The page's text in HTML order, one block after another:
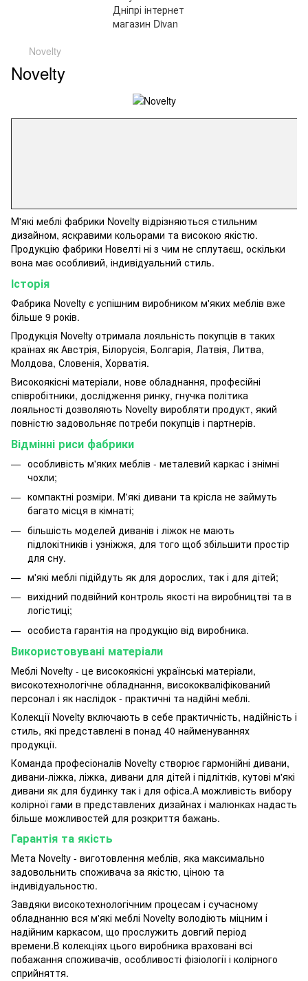
Novelty
Novelty
М'які меблі фабрики Novelty відрізняються стильним
дизайном, яскравими кольорами та високою якістю.
Продукцію фабрики Новелті ні з чим не сплутаєш, оскільки
вона має особливий, індивідуальний стиль.
Історія
Фабрика Novelty є успішним виробником м'яких меблів вже
більше 9 років.
Продукція Novelty отримала лояльність покупців в таких
країнах як Австрія, Білорусія, Болгарія, Латвія, Литва,
Молдова, Словенія, Хорватія.
Високоякісні матеріали, нове обладнання, професійні
співробітники, дослідження ринку, гнучка політика
лояльності дозволяють Novelty виробляти продукт, який
повністю задовольняє потреби покупців і партнерів.
Відмінні риси фабрики
особливість м'яких меблів - металевий каркас і знімні
чохли;
компактні розміри. М'які дивани та крісла не займуть
багато місця в кімнаті;
більшість моделей диванів і ліжок не мають
підлокітників і узніжжя, для того щоб збільшити простір
для сну.
м'які меблі підійдуть як для дорослих, так і для дітей;
вихідний подвійний контроль якості на виробництві та в
логістиці;
особиста гарантія на продукцію від виробника.
Використовувані матеріали
Меблі Novelty - це високоякісні українські матеріали,
високотехнологічне обладнання, висококваліфікований
персонал і як наслідок - практичні та надійні меблі.
Колекції Novelty включають в себе практичність, надійність і
стиль, які представлені в понад 40 найменуваннях
продукції.
Команда професіоналів Novelty створює гармонійні дивани,
дивани-ліжка, ліжка, дивани для дітей і підлітків, кутові м'які
дивани як для будинку так і для офіса.А можливість вибору
колірної гами в представлених дизайнах і малюнках надасть
більше можливостей для розкриття бажань.
Гарантія та якість
Мета Novelty - виготовлення меблів, яка максимально
задовольнить споживача за якістю, ціною та
індивідуальностю.
Завдяки високотехнологічним процесам і сучасному
обладнанню вся м'які меблі Novelty володіють міцним і
надійним каркасом, що прослужить довгий період
времени.В колекціях цього виробника враховані всі
побажання споживачів, особливості фізіології і колірного
сприйняття.